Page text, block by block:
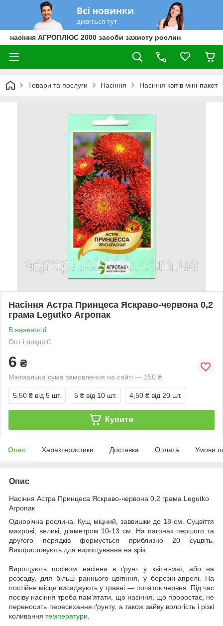
насіння АГРОПЛЮС 2000 засоби захисту рослин
Товари та послуги Насіння Насіння квітів міні-пакет
Насіння Астра Принцеса Яскраво-червона 0,2
грама Legutko Агропак
В наявності
Опт і роздріб
6 ₴
Мінімальна сума замовлення на сайті — 150 ₴
5,50 ₴ від 5 шт. 5 ₴ від 10 шт. 4,50 ₴ від 20 шт.
Купити
Опис Характеристики Доставка Оплата Умови
Опис
Насіння Астра Принцеса Яскраво-червона 0,2 грама Legutko
Агропак
Однорічна рослина. Кущ міцний, заввишки до 18 см. Суцвіття
махрові, великі, діаметром 10-13 см. На пагонах першого та
другого порядків формується приблизно 20 суцвіть.
Використовують для вирощування на зріз.
Вирощують посівом насіння в ґрунт у квітні-маї, або на
розсаду, для більш раннього цвітіння, у березні-апрелі. На
постійне місце висаджують у травні — початок червня. Під час
посіву насіння треба пам'ятати, що насіння, що проростає, не
переносить пересихання ґрунту, а також зайву вологість і різкі
коливання температури